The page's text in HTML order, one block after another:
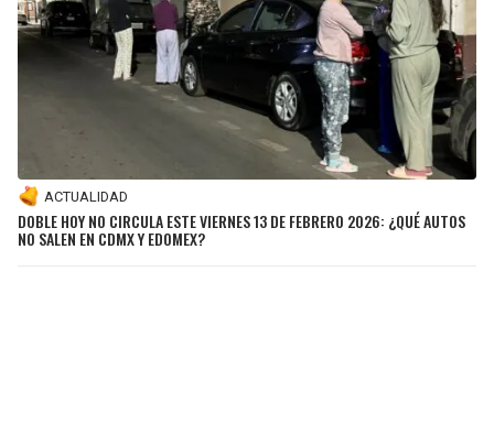
ACTUALIDAD
DOBLE HOY NO CIRCULA ESTE VIERNES 13 DE FEBRERO 2026: ¿QUÉ AUTOS
NO SALEN EN CDMX Y EDOMEX?